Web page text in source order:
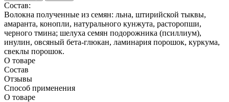
Состав:
Волокна полученные из семян: льна, штирийской тыквы,
амаранта, конопли, натурального кунжута, расторопши,
черного тмина; шелуха семян подорожника (псиллиум),
инулин, овсяный бета-глюкан, ламинария порошок, куркума,
свеклы порошок.
О товаре
Состав
Отзывы
Способ применения
О товаре